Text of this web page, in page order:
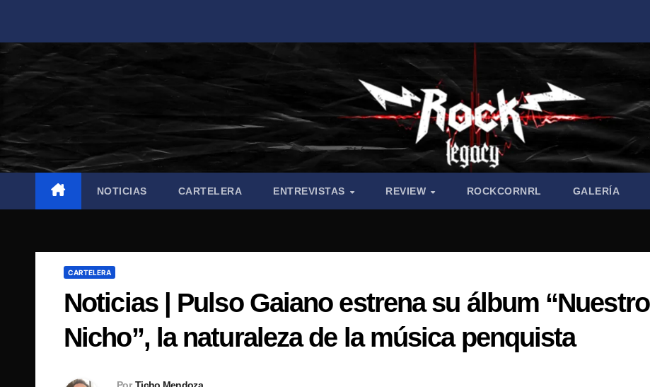
contenido
NOTICIAS CARTELERA ENTREVISTAS REVIEW ROCKCORNRL GALERÍA
CARTELERA
Noticias | Pulso Gaiano estrena su álbum “Nuestro
Nicho”, la naturaleza de la música penquista
Por Ticho Mendoza